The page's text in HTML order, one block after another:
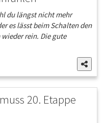
du längst nicht mehr
es lässt beim Schalten den
rein. Die gute
20. Etappe